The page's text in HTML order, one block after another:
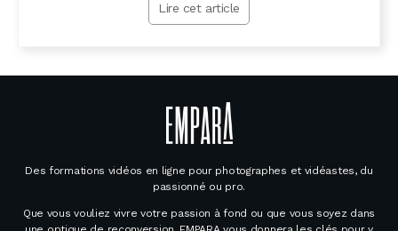
Lire cet article
Des formations vidéos en ligne pour photographes et vidéastes, du
passionné ou pro.
Que vous vouliez vivre votre passion à fond ou que vous soyez dans